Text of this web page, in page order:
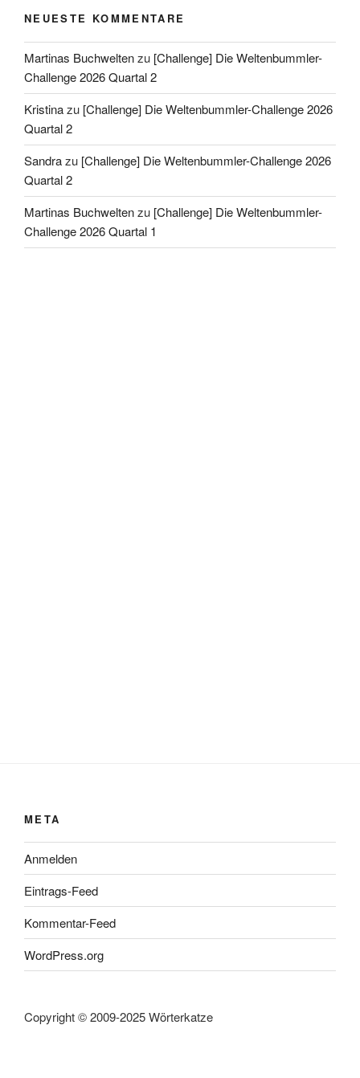
NEUESTE KOMMENTARE
Martinas Buchweltenzu [Challenge] Die Weltenbummler-
Challenge 2026 Quartal 2
Kristinazu [Challenge] Die Weltenbummler-Challenge 2026
Quartal 2
Sandrazu [Challenge] Die Weltenbummler-Challenge 2026
Quartal 2
Martinas Buchweltenzu [Challenge] Die Weltenbummler-
Challenge 2026 Quartal 1
META
Anmelden
Eintrags-Feed
Kommentar-Feed
WordPress.org
Copyright © 2009-2025 Wörterkatze